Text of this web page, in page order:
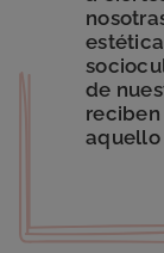
de
aquello